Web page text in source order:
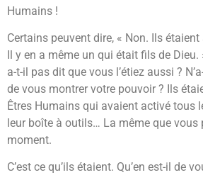
Humains !
Certains peuvent dire, « Non. Ils étaient
Il y en a même un qui était fils de Dieu.
a-t-il pas dit que vous l’étiez aussi ?
de vous montrer votre pouvoir ? Ils
Êtres Humains qui avaient activé tous
leur boîte à outils… La même que vous
moment.
C’est ce qu’ils étaient. Qu’en est-il de